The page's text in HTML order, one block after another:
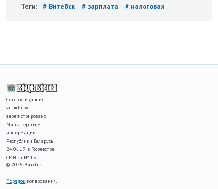
Теги: # Витебск # зарплата # налоговая
Сетевое издание
vitbichi.by
зарегистрировано
Министерством
информации
Республики Беларусь
24.06.19 в Госреестре
СМИ за № 15.
© 2025 Витебск
Порядок копирования,